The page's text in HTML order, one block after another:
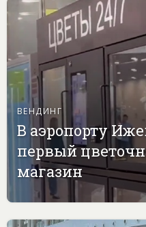
ВЕНДИНГ
В аэропорту
первый
магазин